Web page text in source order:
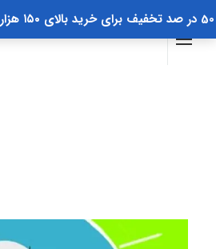
50 در صد تخفیف برای خرید بالای ۱۵۰ هزار تومان با کد off50